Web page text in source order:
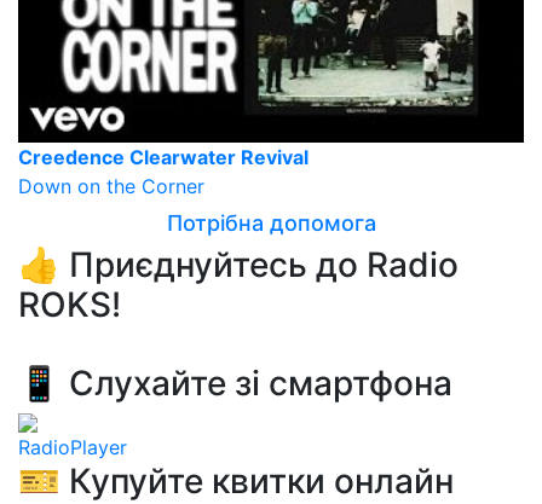
Creedence Clearwater Revival
Down on the Corner
Потрібна допомога
👍 Приєднуйтесь до Radio
ROKS!
📱 Слухайте зі смартфона
RadioPlayer
🎫 Купуйте квитки онлайн